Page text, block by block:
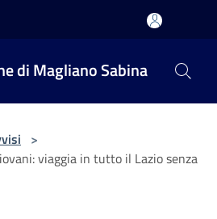
di Magliano Sabina
>
viaggia in tutto il Lazio senza